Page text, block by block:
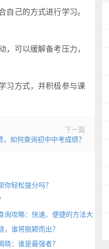
己的方式进行学习。
可以缓解备考压力，
习方式，并积极参与课
下一篇
如何查询初中中考成绩？
轻松提分吗？
询攻略：快速、便捷的方法大
谁将脱颖而出？
：谁是最强者？